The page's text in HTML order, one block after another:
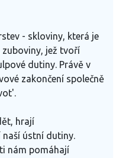
- skloviny, která je
zuboviny, jež tvoří
dutiny. Právě v
zakončení společně
hrají
ústní dutiny.
nám pomáhají